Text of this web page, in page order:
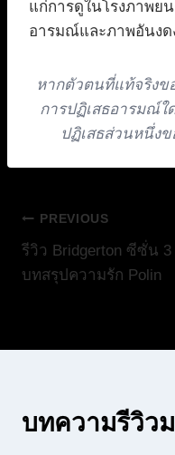
แก่การดูในโรงภาพย
อารมณ์และภาพอันงด
หากตัวตนที่แท้จริงข
การปฏิเสธอารมณ์ใ
ปฏิเสธส่วนหนึ่ง
แนะแนว
เรื่อง
PREVIOUS
รีวิว Bridgerton ซีซั่น 3
บทสรุปความรัก Polin
บทความรีวิว